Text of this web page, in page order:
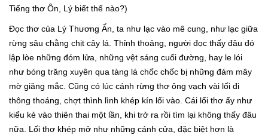
Tiếng thơ Ôn, Lý biết thế nào?)
Đọc thơ của Lý Thương Ẩn, ta như lạc vào mê cung, như lạc giữa
rừng sâu chằng chịt cây lá. Thỉnh thoảng, người đọc thấy đâu đó
lập lòe những đóm lửa, những vệt sáng cuối đường, hay le lói
như bóng trăng xuyên qua tàng lá chốc chốc bị những đám mây
mờ giăng mắc. Cũng có lúc cánh rừng thơ ông vạch vài lối đi
thông thoáng, chợt thình lình khép kín lối vào. Cái lối thơ ấy như
kiểu kẻ vào thiên thai một lần, khi trở ra rồi tìm lại không thấy đâu
nữa. Lối thơ khép mở như những cánh cửa, đặc biệt hơn là